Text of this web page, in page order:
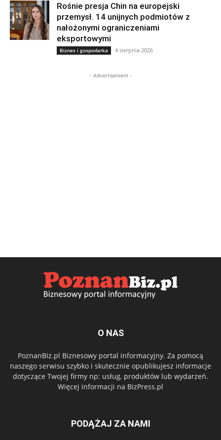
Rośnie presja Chin na europejski
przemysł. 14 unijnych podmiotów z
nałożonymi ograniczeniami
eksportowymi
Biznes i gospodarka 4 sierpnia 2026
- Advertisement -
O NAS
PoznanBiz.pl Biznesowy portal informacyjny. Za pomocą
naszego serwisu szybko i skutecznie opublikujesz informacje
dotyczące Twojej firmy np: usług, produktów lub wydarzeń.
Więcej informacji na BizPress.pl
PODĄŻAJ ZA NAMI